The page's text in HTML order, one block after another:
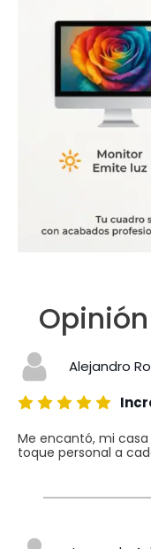
Alejandro
Me encantó, mi
toque personal a